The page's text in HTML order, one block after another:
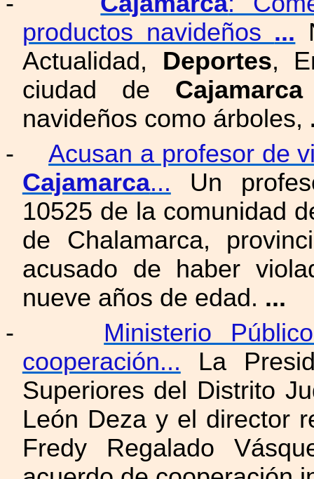
productos navideños ...
Actualidad, Deportes,
ciudad de Cajamarca
navideños como árboles,
-
Acusan a profesor de
Cajamarca... Un
10525 de la comunidad
de Chalamarca,
acusado de haber
nueve años de edad. ...
-
Ministerio
cooperación... La
Superiores del Distrito
León Deza y el director
Fredy Regalado